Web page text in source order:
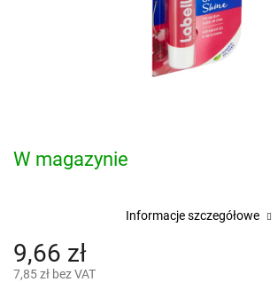
9,66 zł
7,85 zł bez VAT
W magazynie
Informacje szczegółowe